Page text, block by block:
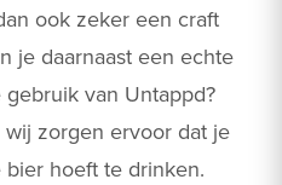
ook zeker een craft
je daarnaast een echte
van Untappd?
wij zorgen ervoor dat je
hoeft te drinken.